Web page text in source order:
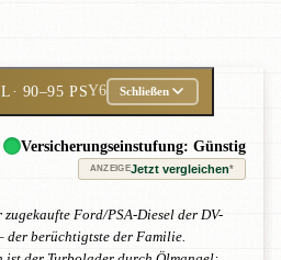
· 90–95 PSY6 Schließen
Versicherungseinstufung: Günstig
ANZEIGEJetzt vergleichen*
zugekaufte Ford/PSA-Diesel der DV-
der berüchtigtste der Familie.